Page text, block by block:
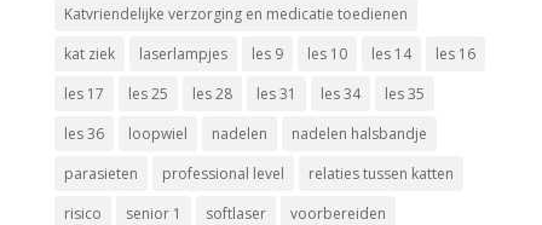
Katvriendelijke verzorging en medicatie toedienen
kat ziek
laserlampjes les 9 les 10 les 14
les 16
les 17
les 25 les 28 les 31 les 34
les 35
les 36
loopwiel nadelen
nadelen halsbandje
parasieten
professional level
relaties tussen katten
risico
senior 1 softlaser
voorbereiden